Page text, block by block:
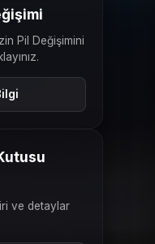
Pil Değişimini
ve detaylar